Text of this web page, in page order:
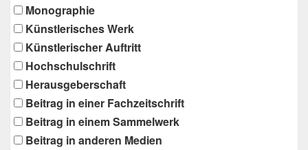
Monographie
Künstlerisches Werk
Künstlerischer Auftritt
Hochschulschrift
Herausgeberschaft
Beitrag in einer Fachzeitschrift
Beitrag in einem Sammelwerk
Beitrag in anderen Medien